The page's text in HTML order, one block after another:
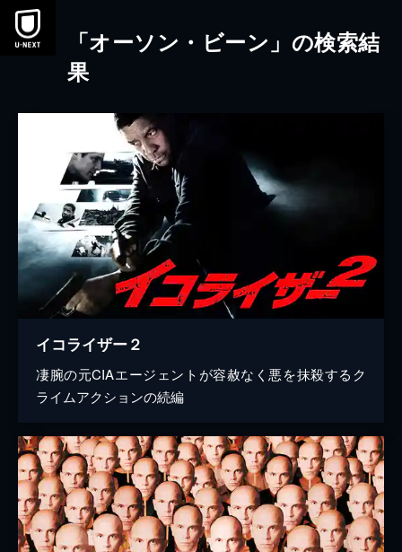
本文へスキップ
「オーソン・ビーン」の検索結
果
イコライザー２
凄腕の元CIAエージェントが容赦なく悪を抹殺するク
ライムアクションの続編